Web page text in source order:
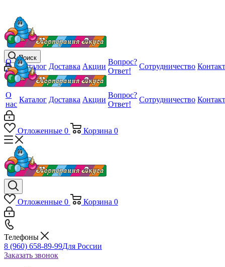
Поиск
Войти
О
нас
Каталог Доставка Акции
Вопрос?
Ответ!
Сотрудничество
О
нас
Каталог Доставка Акции
Вопрос?
Ответ!
Сотрудничество
Отложенные 0 Корзина 0
Отложенные 0 Корзина 0
Телефоны
8 (960) 658-89-99Для России
Заказать звонок